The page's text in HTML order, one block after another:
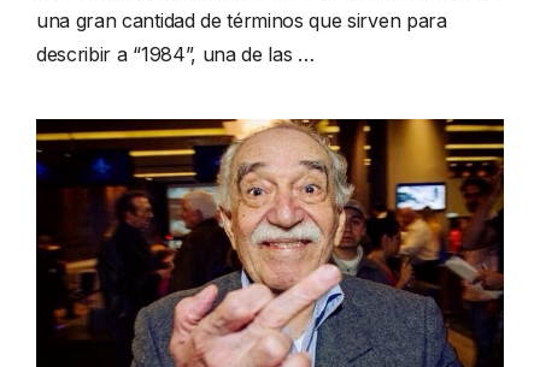
una gran cantidad de términos que sirven para
describir a “1984”, una de las …